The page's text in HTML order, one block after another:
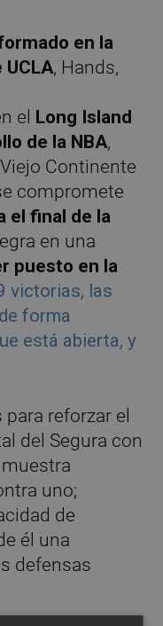
en la
UCLA, Hands,
el Long Island
de la NBA,
Continente
compromete
el final de la
en una
puesto en la
victorias, las
forma
está abierta, y
reforzar el
del Segura con
uno;
de
él una
defensas